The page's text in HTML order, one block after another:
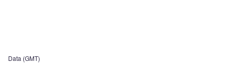
Data (GMT)